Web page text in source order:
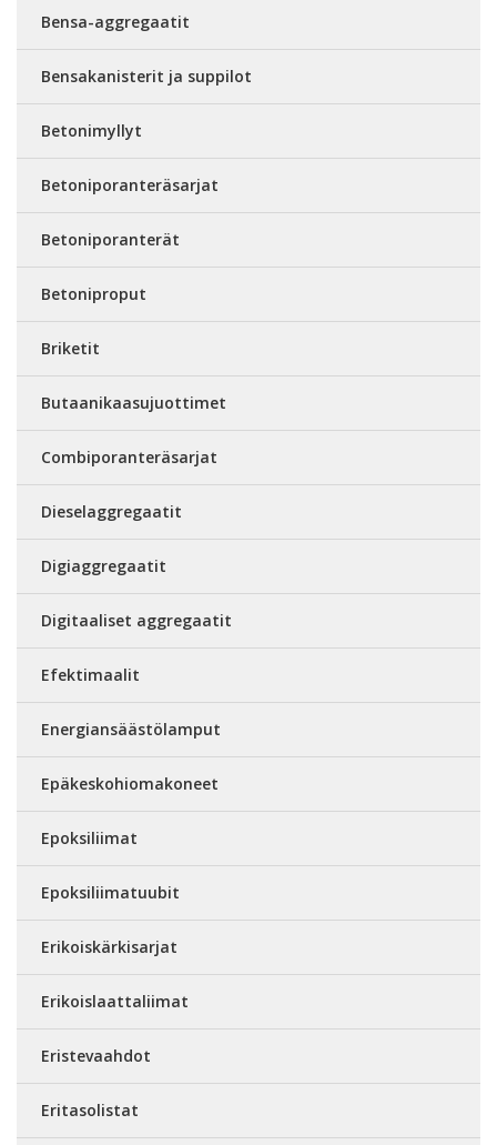
Bensa-aggregaatit
Bensakanisterit ja suppilot
Betonimyllyt
Betoniporanteräsarjat
Betoniporanterät
Betoniproput
Briketit
Butaanikaasujuottimet
Combiporanteräsarjat
Dieselaggregaatit
Digiaggregaatit
Digitaaliset aggregaatit
Efektimaalit
Energiansäästölamput
Epäkeskohiomakoneet
Epoksiliimat
Epoksiliimatuubit
Erikoiskärkisarjat
Erikoislaattaliimat
Eristevaahdot
Eritasolistat